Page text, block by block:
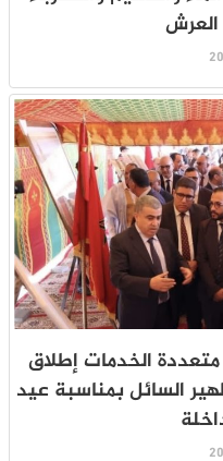
العرش
متعددة الخدمات إطلاق
السائل بمناسبة عيد